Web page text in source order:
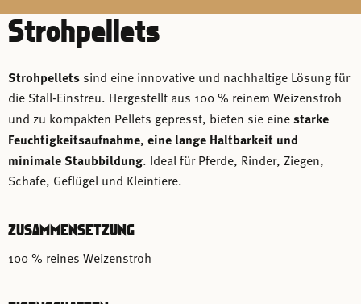
Strohpellets
Strohpellets sind eine innovative und nachhaltige Lösung für
die Stall-Einstreu. Hergestellt aus 100 % reinem Weizenstroh
und zu kompakten Pellets gepresst, bieten sie einestarke
Feuchtigkeitsaufnahme, eine lange Haltbarkeit und
minimale Staubbildung. Ideal für Pferde, Rinder, Ziegen,
Schafe, Geflügel und Kleintiere.
ZUSAMMENSETZUNG
100 % reines Weizenstroh